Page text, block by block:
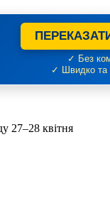
✓ Без
✓ Швидко та
27–28 квітня